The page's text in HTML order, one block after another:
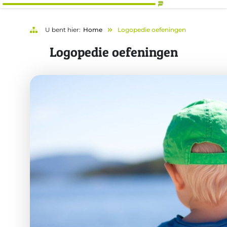
U bent hier: Home Logopedie oefeningen
Logopedie oefeningen